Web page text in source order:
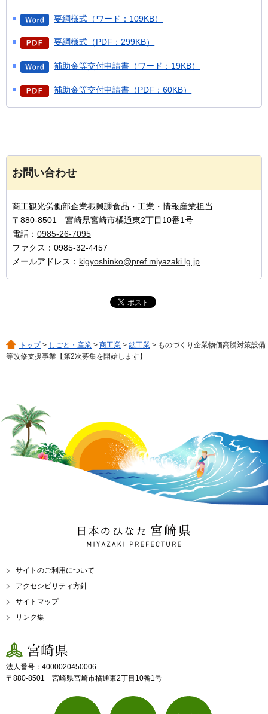
要綱様式（ワード：109KB）
要綱様式（PDF：299KB）
補助金等交付申請書（ワード：19KB）
補助金等交付申請書（PDF：60KB）
お問い合わせ
商工観光労働部企業振興課食品・工業・情報産業担当
〒880-8501 宮崎県宮崎市橘通東2丁目10番1号
電話： 0985-26-7095
ファクス：0985-32-4457
メールアドレス： kigyoshinko@pref.miyazaki.lg.jp
トップ> しごと・産業 > 商工業 > 鉱工業 > ものづくり企業物価高騰対策設備
等改修支援事業【第2次募集を開始します】
日本のひなた 宮崎県
MIYAZAKI PREFECTURE
サイトのご利用について
アクセシビリティ方針
サイトマップ
リンク集
宮崎県
法人番号：4000020450006
〒880-8501 宮崎県宮崎市橘通東2丁目10番1号